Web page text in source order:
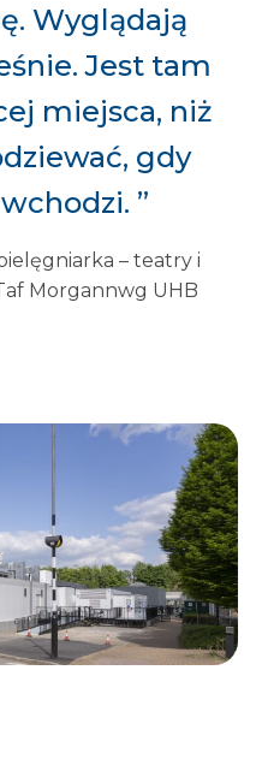
Wyglądają
Jest tam
miejsca, niż
gdy
”
– teatry i
Morgannwg UHB